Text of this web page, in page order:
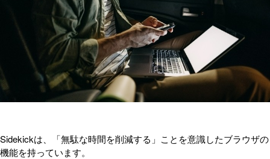
Sidekickは、「無駄な時間を削減する」ことを意識したブラウザの
機能を持っています。